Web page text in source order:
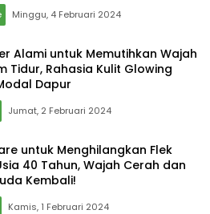
Minggu, 4 Februari 2024
Alami untuk Memutihkan Wajah
Tidur, Rahasia Kulit Glowing
Dapur
Jumat, 2 Februari 2024
untuk Menghilangkan Flek
40 Tahun, Wajah Cerah dan
Kembali!
Kamis, 1 Februari 2024